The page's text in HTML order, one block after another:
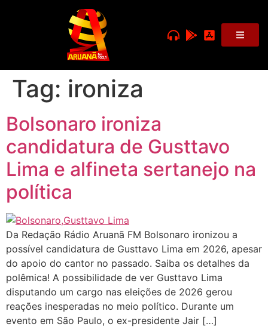
Tag: ironiza
Bolsonaro ironiza
candidatura de Gusttavo
Lima e alfineta sertanejo na
política
Da Redação Rádio Aruanã FM Bolsonaro ironizou a
possível candidatura de Gusttavo Lima em 2026, apesar
do apoio do cantor no passado. Saiba os detalhes da
polêmica! A possibilidade de ver Gusttavo Lima
disputando um cargo nas eleições de 2026 gerou
reações inesperadas no meio político. Durante um
evento em São Paulo, o ex-presidente Jair […]